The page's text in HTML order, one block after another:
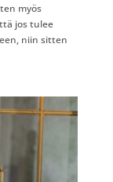
myös
jos tulee
niin sitten